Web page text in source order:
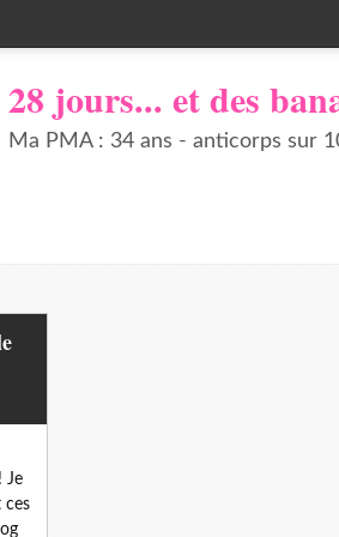
28 jours... et des
Ma PMA : 34 ans - anticorps sur
Je
ces